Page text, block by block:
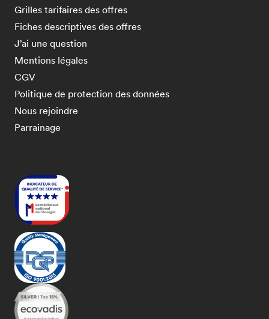
Grilles tarifaires des offres
Fiches descriptives des offres
J’ai une question
Mentions légales
CGV
Politique de protection des données
Nous rejoindre
Parrainage